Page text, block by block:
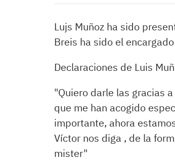
Lujs Muñoz ha sido
Breis ha sido el
Declaraciones de Luis
"Quiero darle las gracias
que me han acogido
importante, ahora
Víctor nos diga , de la
mister"